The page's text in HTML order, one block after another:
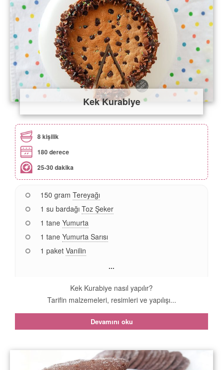
Kek Kurabiye
8 kişilik
180 derece
25-30 dakika
150 gram Tereyağı
1 su bardağı Toz Şeker
1 tane Yumurta
1 tane Yumurta Sarısı
1 paket Vanilin
...
Kek Kurabiye nasıl yapılır?
Tarifin malzemeleri, resimleri ve yapılışı...
Devamını oku